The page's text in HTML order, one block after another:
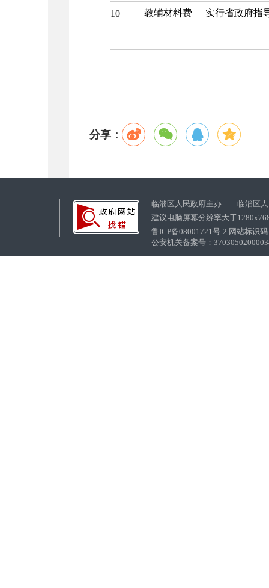
10 教辅材料费 实行省政府指
分享：
临淄区人民政府主办 临淄区人
建议电脑屏幕分辨率大于
鲁ICP备08001721号-2 网站标识
公安机关备案号：